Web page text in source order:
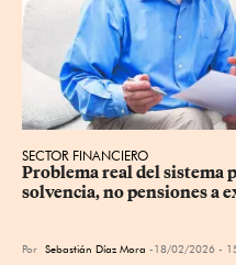
SECTOR FINANCIERO
Problema real del sistema
solvencia, no pensiones a
Por Sebastián Díaz Mora 18/02/2026 -